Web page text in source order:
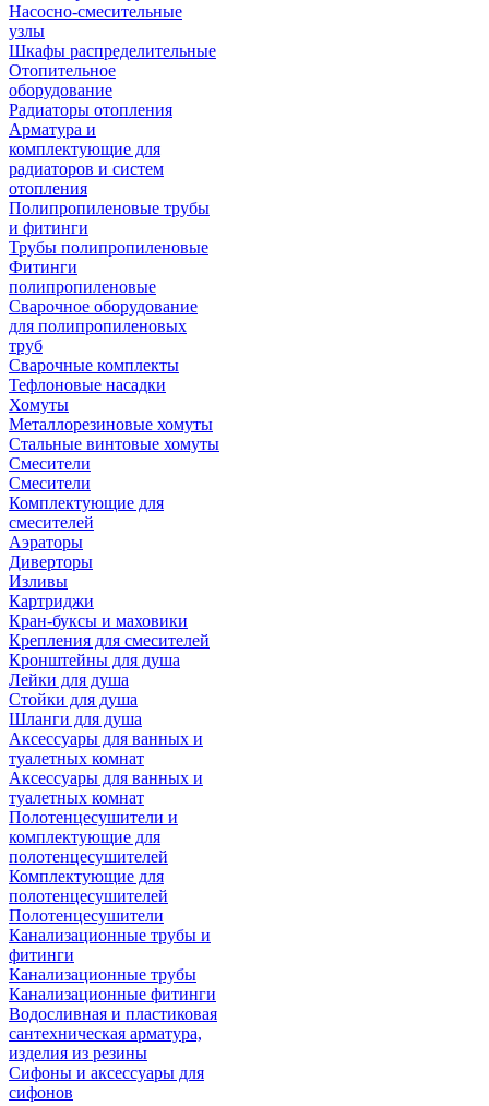
Насосно-смесительные
узлы
Шкафы распределительные
Отопительное
оборудование
Радиаторы отопления
Арматура и
комплектующие для
радиаторов и систем
отопления
Полипропиленовые трубы
и фитинги
Трубы полипропиленовые
Фитинги
полипропиленовые
Сварочное оборудование
для полипропиленовых
труб
Сварочные комплекты
Тефлоновые насадки
Хомуты
Металлорезиновые хомуты
Стальные винтовые хомуты
Смесители
Смесители
Комплектующие для
смесителей
Аэраторы
Диверторы
Изливы
Картриджи
Кран-буксы и маховики
Крепления для смесителей
Кронштейны для душа
Лейки для душа
Стойки для душа
Шланги для душа
Аксессуары для ванных и
туалетных комнат
Аксессуары для ванных и
туалетных комнат
Полотенцесушители и
комплектующие для
полотенцесушителей
Комплектующие для
полотенцесушителей
Полотенцесушители
Канализационные трубы и
фитинги
Канализационные трубы
Канализационные фитинги
Водосливная и пластиковая
сантехническая арматура,
изделия из резины
Сифоны и аксессуары для
сифонов